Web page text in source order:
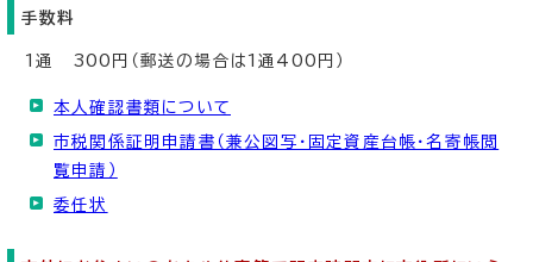
手数料
1通 300円（郵送の場合は1通400円）
本人確認書類について
市税関係証明申請書（兼公図写・固定資産台帳・名寄帳閲
覧申請）
委任状